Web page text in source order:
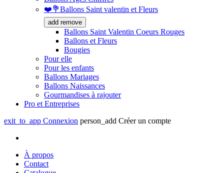
❤️💐Ballons Saint valentin et Fleurs
add remove
Ballons Saint Valentin Coeurs Rouges
Ballons et Fleurs
Bougies
Pour elle
Pour les enfants
Ballons Mariages
Ballons Naissances
Gourmandises à rajouter
Pro et Entreprises
exit_to_app Connexion person_add Créer un compte
À propos
Contact